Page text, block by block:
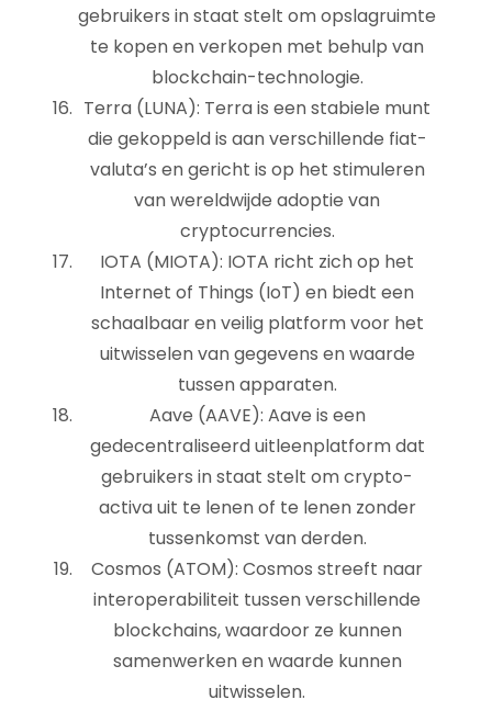
gebruikers in staat stelt om opslagruimte
te kopen en verkopen met behulp van
blockchain-technologie.
Terra (LUNA): Terra is een stabiele munt
die gekoppeld is aan verschillende fiat-
valuta’s en gericht is op het stimuleren
van wereldwijde adoptie van
cryptocurrencies.
IOTA (MIOTA): IOTA richt zich op het
Internet of Things (IoT) en biedt een
schaalbaar en veilig platform voor het
uitwisselen van gegevens en waarde
tussen apparaten.
Aave (AAVE): Aave is een
gedecentraliseerd uitleenplatform dat
gebruikers in staat stelt om crypto-
activa uit te lenen of te lenen zonder
tussenkomst van derden.
Cosmos (ATOM): Cosmos streeft naar
interoperabiliteit tussen verschillende
blockchains, waardoor ze kunnen
samenwerken en waarde kunnen
uitwisselen.